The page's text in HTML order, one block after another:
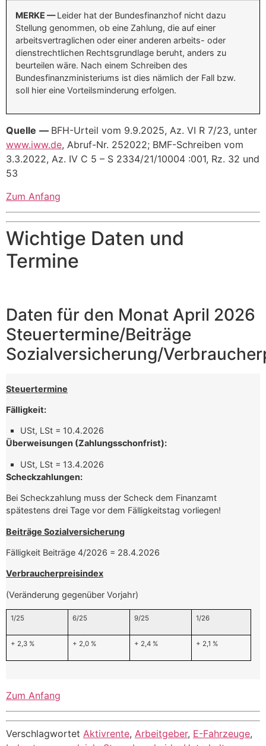
MERKE —Leider hat der Bundesfinanzhof nicht dazu
Stellung genommen, ob eine Zahlung, die auf einer
arbeitsvertraglichen oder einer anderen arbeits- oder
dienstrechtlichen Rechtsgrundlage beruht, anders zu
beurteilen wäre. Nach einem Schreiben des
Bundesfinanzministeriums ist dies nämlich der Fall bzw.
soll hier eine Vorteilsminderung erfolgen.
Quelle — BFH-Urteil vom 9.9.2025, Az. VI R 7/23, unter
www.iww.de, Abruf-Nr. 252022; BMF-Schreiben vom
3.3.2022, Az. IV C 5 – S 2334/21/10004 :001, Rz. 32 und
53
Zum Anfang
Wichtige Daten und
Termine
Daten für den Monat April 2026
Steuertermine/Beiträge
Sozialversicherung/
Steuertermine
Fälligkeit:
USt, LSt = 10.4.2026
Überweisungen (Zahlungsschonfrist):
USt, LSt = 13.4.2026
Scheckzahlungen:
Bei Scheckzahlung muss der Scheck dem Finanzamt
spätestens drei Tage vor dem Fälligkeitstag vorliegen!
Beiträge Sozialversicherung
Fälligkeit Beiträge 4/2026 = 28.4.2026
Verbraucherpreisindex
(Veränderung gegenüber Vorjahr)
1/25 6/25 9/25 1/26
+ 2,3 % + 2,0 % + 2,4 % + 2,1 %
Zum Anfang
Verschlagwortet Aktivrente, Arbeitgeber, E-Fahrzeuge,